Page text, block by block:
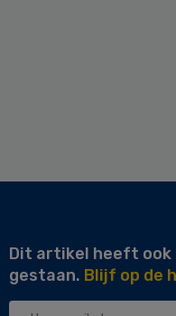
Dit artikel heeft ook
gestaan. Blijf op de
Uw